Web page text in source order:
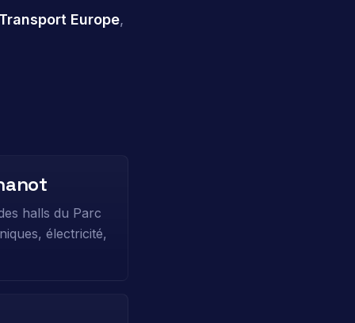
Europe,
halls du Parc
électricité,